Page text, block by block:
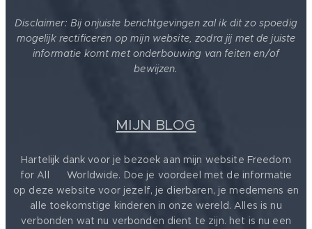
Disclaimer: Bij onjuiste berichtgevingen zal ik dit zo spoedig
mogelijk rectificeren op mijn website, zodra jij met de juiste
informatie komt met onderbouwing van feiten en/of
bewijzen.
MIJN BLOG
Hartelijk dank voor je bezoek aan mijn website Freedom
for All ❤️ Worldwide. Doe je voordeel met de informatie
op deze website voor jezelf, je dierbaren, je medemens en
alle toekomstige kinderen in onze wereld. Alles is nu
verbonden wat nu verbonden dient te zijn. het is nu een